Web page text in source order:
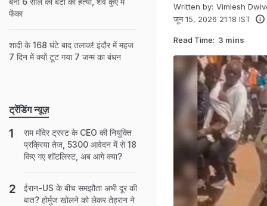
Written by: Vimlesh
जून 15, 2026 21:18 IST
Read Time: 3 mins
फेंका
शादी के 168 घंटे बाद तलाक! इंदौर में महज
7 दिन में क्‍यों टूट गया 7 जन्‍म का बंधन
ट्रेंडिंग न्यूज़
राम मंदिर ट्रस्ट के CEO की नियुक्ति
प्रक्रिया तेज, 5300 आवेदन में से 18
किए गए शॉटलिस्ट, अब आगे क्या?
ईरान-US के बीच समझौता अभी दूर की
बात? होर्मुज खोलने को लेकर तेहरान ने